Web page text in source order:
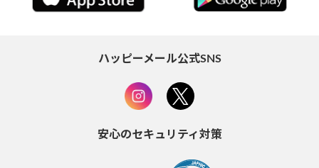
ハッピーメール公式SNS
安心のセキュリティ対策